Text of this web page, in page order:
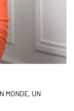
MONDE, UN